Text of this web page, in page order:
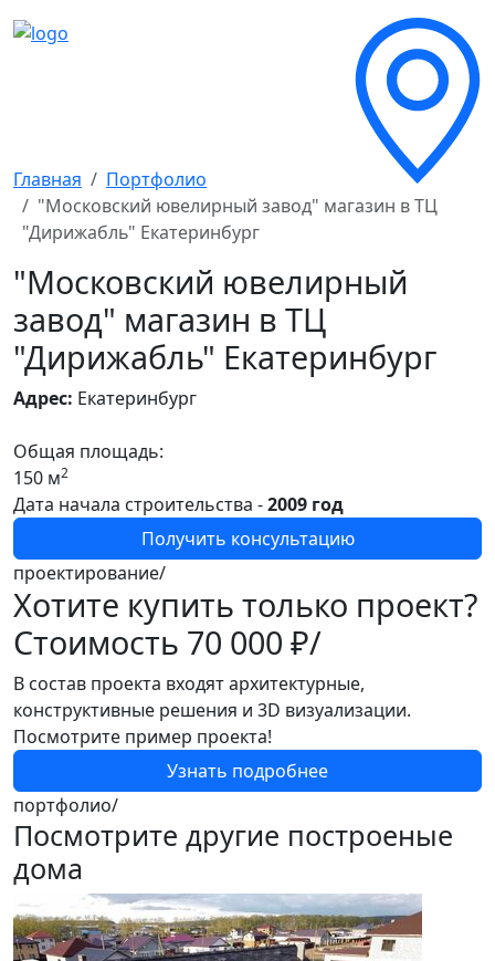
Главная
Портфолио
"Московский ювелирный завод" магазин в ТЦ
"Дирижабль" Екатеринбург
"Московский ювелирный
завод" магазин в ТЦ
"Дирижабль" Екатеринбург
Адрес: Екатеринбург
Общая площадь:
150 м2
Дата начала строительства -2009 год
Получить консультацию
проектирование/
Хотите купить только проект?
Стоимость 70 000 ₽/
В состав проекта входят архитектурные,
конструктивные решения и 3D визуализации.
Посмотрите пример проекта!
Узнать подробнее
портфолио/
Посмотрите другие построеные
дома